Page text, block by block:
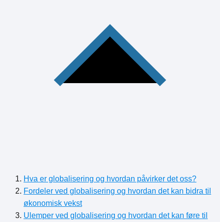
Hva er globalisering og hvordan påvirker det oss?
Fordeler ved globalisering og hvordan det kan bidra til
økonomisk vekst
Ulemper ved globalisering og hvordan det kan føre til